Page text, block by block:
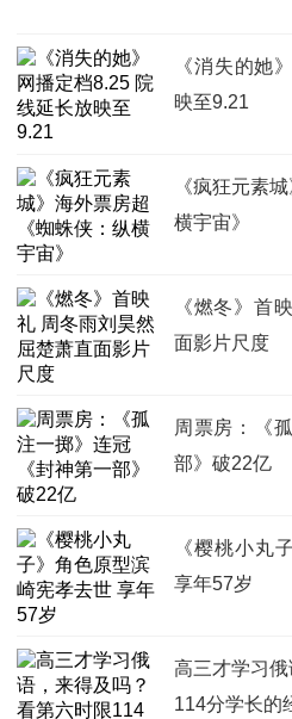
《消失的她
映至9.21
《疯狂元素
横宇宙》
《燃冬》首
面影片尺度
周票房：《
部》破22亿
《樱桃小丸
享年57岁
高三才学习
114分学长的